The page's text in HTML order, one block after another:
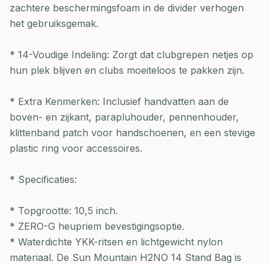
zachtere beschermingsfoam in de divider verhogen
het gebruiksgemak.
* 14-Voudige Indeling: Zorgt dat clubgrepen netjes op
hun plek blijven en clubs moeiteloos te pakken zijn.
* Extra Kenmerken: Inclusief handvatten aan de
boven- en zijkant, parapluhouder, pennenhouder,
klittenband patch voor handschoenen, en een stevige
plastic ring voor accessoires.
* Specificaties:
* Topgrootte: 10,5 inch.
* ZERO-G heupriem bevestigingsoptie.
* Waterdichte YKK-ritsen en lichtgewicht nylon
materiaal. De Sun Mountain H2NO 14 Stand Bag is